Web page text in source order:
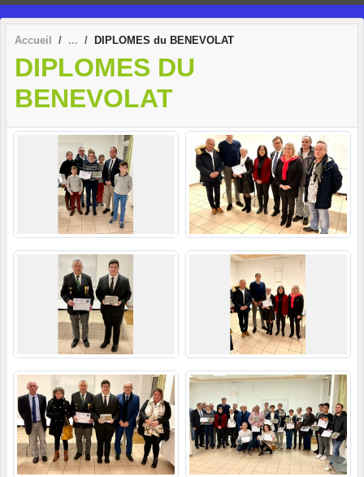
Accueil DIPLOMES du BENEVOLAT
DIPLOMES DU
BENEVOLAT